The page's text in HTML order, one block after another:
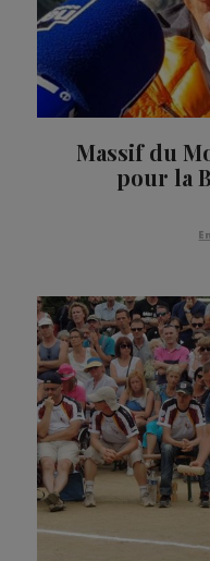
Massif du
pour la